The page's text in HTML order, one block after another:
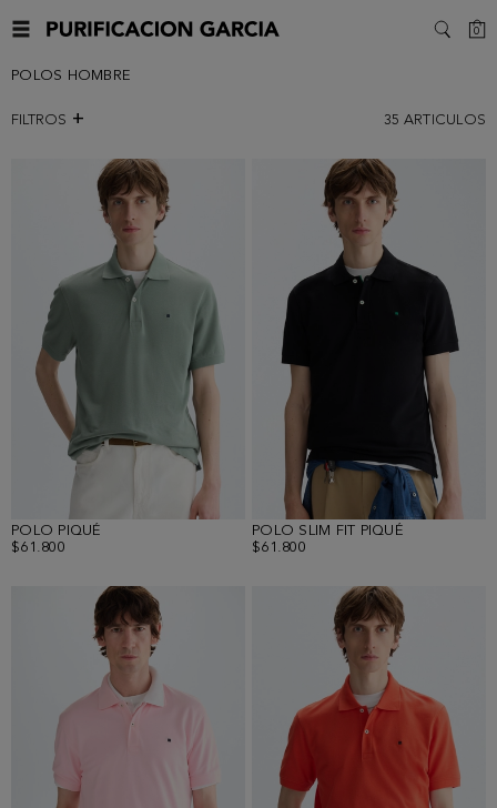
0
POLOS HOMBRE
FILTROS 35 ARTICULOS
POLO PIQUÉ
$61.800
POLO SLIM FIT PIQUÉ
$61.800